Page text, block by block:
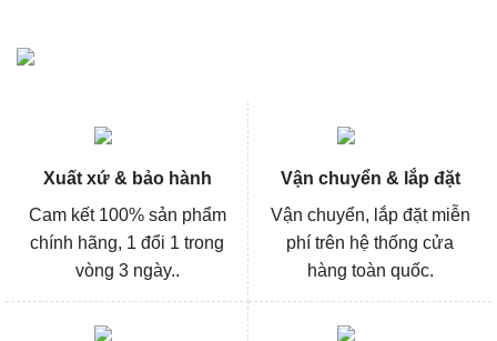
Xuất xứ & bảo hành
Cam kết 100% sản phẩm
chính hãng, 1 đổi 1 trong
vòng 3 ngày..
Vận chuyển & lắp đặt
Vận chuyển, lắp đặt miễn
phí trên hệ thống cửa
hàng toàn quốc.